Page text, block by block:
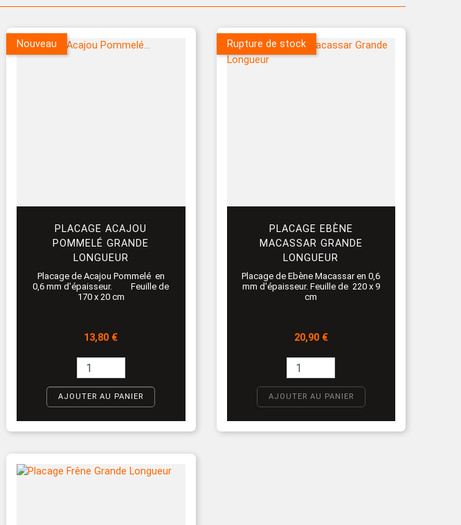
PLACAGE ACAJOU
POMMELÉ GRANDE
LONGUEUR
Placage de Acajou Pommelé en
0,6 mm d'épaisseur. Feuille de
170 x 20 cm
Prix
13,80 €
AJOUTER AU PANIER
Nouveau
PLACAGE EBÈNE
MACASSAR GRANDE
LONGUEUR
Placage de Ebène Macassar en 0,6
mm d'épaisseur. Feuille de 220 x 9
cm
Prix
20,90 €
AJOUTER AU PANIER
Rupture de stock